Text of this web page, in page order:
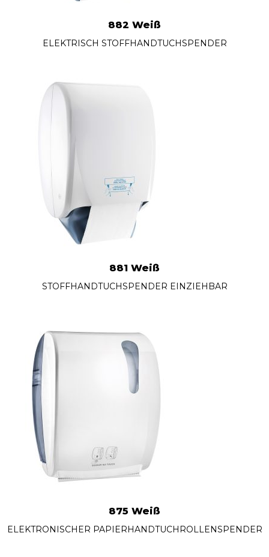
882 Weiß
ELEKTRISCH STOFFHANDTUCHSPENDER
881 Weiß
STOFFHANDTUCHSPENDER EINZIEHBAR
875 Weiß
ELEKTRONISCHER PAPIERHANDTUCHROLLENSPENDER